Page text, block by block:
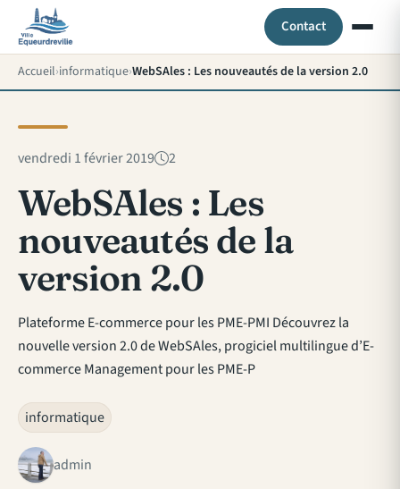
Contact
Accueil informatique WebSAles : Les nouveautés de la version 2.0
vendredi 1 février 2019 2
WebSAles : Les
nouveautés de la
version 2.0
Plateforme E-commerce pour les PME-PMI Découvrez la
nouvelle version 2.0 de WebSAles, progiciel multilingue d’E-
commerce Management pour les PME-P
informatique
admin